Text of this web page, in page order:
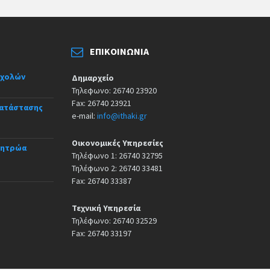
ΕΠΙΚΟΙΝΩΝΊΑ
Δημαρχείο
Τηλεφωνο: 26740 23920
Fax: 26740 23921
e-mail:info@ithaki.gr
Οικονομικές Υπηρεσίες
Τηλέφωνο 1: 26740 32795
Τηλέφωνο 2: 26740 33481
Fax: 26740 33387
Τεχνική Υπηρεσία
Τηλέφωνο: 26740 32529
Fax: 26740 33197